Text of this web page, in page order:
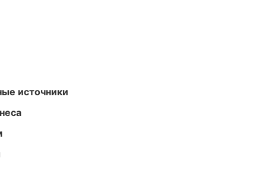
источники